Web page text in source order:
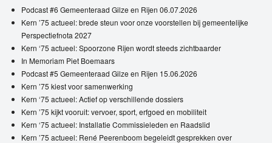
Podcast #6 Gemeenteraad Gilze en Rijen 06.07.2026
Kern ’75 actueel: brede steun voor onze voorstellen bij gemeentelijke
Perspectiefnota 2027
Kern ‘75 actueel: Spoorzone Rijen wordt steeds zichtbaarder
In Memoriam Piet Boemaars
Podcast #5 Gemeenteraad Gilze en Rijen 15.06.2026
Kern ’75 kiest voor samenwerking
Kern ‘75 actueel: Actief op verschillende dossiers
Kern ’75 kijkt vooruit: vervoer, sport, erfgoed en mobiliteit
Kern ‘75 actueel: Installatie Commissieleden en Raadslid
Kern ’75 actueel: René Peerenboom begeleidt gesprekken over